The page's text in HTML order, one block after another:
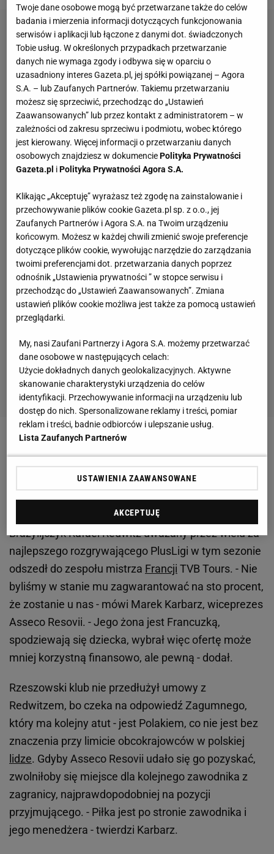
Ostatni rok spędził w Panathinaikosie Ateny, z
wicemistrzostwo kraju. Ma jeszcze ważny kontrakt,
ale niewykluczone, że zmieni klub. Asseco Resovia
została bez podstawowego rozgrywającego, bo
Brazylijczyk Rafael Redwitz uważany przez wielu za
najlepszego rozgrywającego PlusLigi w tym sezonie
odszedł do zespołu mistrza Francji TVB Tours. - Nie
byliśmy w stanie mu zagwarantować na sto procent,
że zostanie u nas - mówi Marek Karbarz, wiceprezes
Asseco Resovii. - Jego żona jest Francuzką,
spodziewają się dziecka, wybrał więc ofertę może
mniej korzystną finansowo, ale pewną - dodał.
Rzeszowski klub nie przedłużył umowy z
Redwitzem, bo czeka na odpowiedź Zagumnego,
który ma kolejny atut - jest Polakiem, co nie jest bez
znaczenia przy limicie obcokrajowców w polskiej
lidze. Gdyby Asseco Resovii udało się go pozyskać,
zwolniłoby się miejsce dla kolejnego zawodnika z
zagranicy, najprawdopodobniej na pozycji
przyjmującego. - Piłka jest po stronie zawodnika i
jego menedżera - twierdzi Karbarz.
Twoje dane osobowe mogą być przetwarzane także do celów
badania i mierzenia informacji dotyczących funkcjonowania
serwisów i aplikacji lub łączone z danymi dot. świadczonych
Tobie usług. W określonych przypadkach przetwarzanie
danych nie wymaga zgody i odbywa się w oparciu o
uzasadniony interes Gazeta.pl, jej spółki powiązanej – Agora
S.A. – lub Zaufanych Partnerów. Takiemu przetwarzaniu
możesz się sprzeciwić, przechodząc do „Ustawień
Zaawansowanych” lub przez kontakt z administratorem – w
zależności od zakresu sprzeciwu i podmiotu, wobec którego
jest kierowany. Więcej informacji o przetwarzaniu danych
osobowych znajdziesz w dokumenciePolityka Prywatności
Gazeta.pl iPolityka Prywatności Agora S.A.
Klikając „Akceptuję” wyrażasz też zgodę na zainstalowanie i
przechowywanie plików cookie Gazeta.pl sp. z o.o., jej
Zaufanych Partnerów i Agora S.A. na Twoim urządzeniu
końcowym. Możesz w każdej chwili zmienić swoje preferencje
dotyczące plików cookie, wywołując narzędzie do zarządzania
twoimi preferencjami dot. przetwarzania danych poprzez
odnośnik „Ustawienia prywatności ” w stopce serwisu i
przechodząc do „Ustawień Zaawansowanych”. Zmiana
ustawień plików cookie możliwa jest także za pomocą ustawień
przeglądarki.
My, nasi Zaufani Partnerzy i Agora S.A. możemy przetwarzać
dane osobowe w następujących celach:
Użycie dokładnych danych geolokalizacyjnych. Aktywne
skanowanie charakterystyki urządzenia do celów
identyfikacji. Przechowywanie informacji na urządzeniu lub
dostęp do nich. Spersonalizowane reklamy i treści, pomiar
reklam i treści, badnie odbiorców i ulepszanie usług.
Lista Zaufanych Partnerów
USTAWIENIA ZAAWANSOWANE
AKCEPTUJĘ